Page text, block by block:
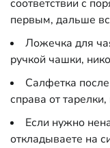
соответствии с
первым, дальше
Ложечка для
ручкой чашки,
Салфетка
справа от
Если нужно
откладываете на